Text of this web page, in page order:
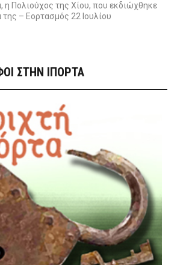
η Πολιούχος της Χίου, που εκδιώχθηκε
– Εορτασμός 22 Ιουλίου
ΣΤΗΝ IΠΟΡΤΑ